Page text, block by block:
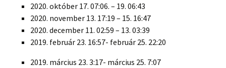
2020. október 17. 07:06. – 19. 06:43
2020. november 13. 17:19 – 15. 16:47
2020. december 11. 02:59 – 13. 03:39
2019. február 23. 16:57- február 25. 22:20
2019. március 23. 3:17- március 25. 7:07